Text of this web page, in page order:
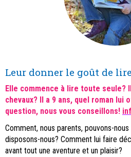
Leur donner le goût de
Elle commence à lire toute seule?
chevaux? Il a 9 ans, quel roman
question, nous vous conseillons!
Comment, nous parents, pouvons-
disposons-nous? Comment lui faire
avant tout une aventure et un plaisir?